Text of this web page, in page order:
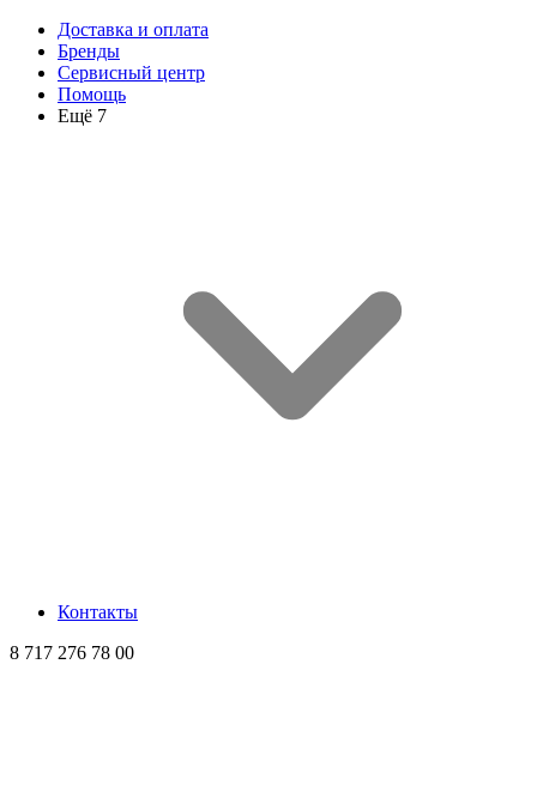
Доставка и оплата
Бренды
Сервисный центр
Помощь
Ещё 7
Контакты
8 717 276 78 00